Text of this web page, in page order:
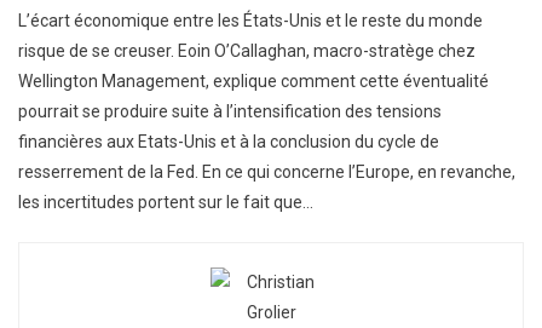
L’écart économique entre les États-Unis et le reste du monde
risque de se creuser. Eoin O’Callaghan, macro-stratège chez
Wellington Management, explique comment cette éventualité
pourrait se produire suite à l’intensification des tensions
financières aux Etats-Unis et à la conclusion du cycle de
resserrement de la Fed. En ce qui concerne l’Europe, en revanche,
les incertitudes portent sur le fait que…